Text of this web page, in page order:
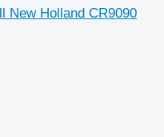
New Holland CR9090